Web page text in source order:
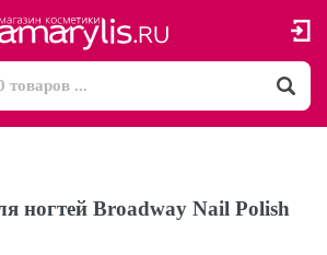
ногтей Broadway Nail Polish